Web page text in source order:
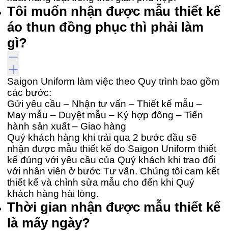
Tôi muốn nhận được mẫu thiết kế
áo thun đồng phục thì phải làm
gì?
Saigon Uniform làm việc theo Quy trình bao gồm
các bước:
Gửi yêu cầu – Nhận tư vấn – Thiết kế mẫu –
May mẫu – Duyệt mẫu – Ký hợp đồng – Tiến
hành sản xuất – Giao hàng
Quý khách hàng khi trải qua 2 bước đầu sẽ
nhận được mẫu thiết kế do Saigon Uniform thiết
kế đúng với yêu cầu của Quý khách khi trao đổi
với nhân viên ở bước Tư vấn. Chúng tôi cam kết
thiết kế và chỉnh sửa mẫu cho đến khi Quý
khách hàng hài lòng.
Thời gian nhận được mẫu thiết kế
là mấy ngày?